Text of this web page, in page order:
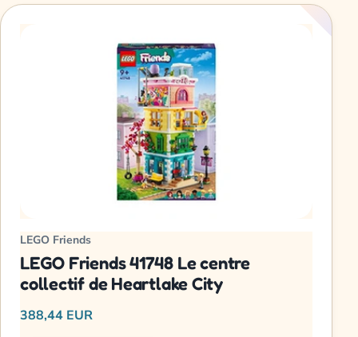
LEGO Friends
LEGO Friends 41748 Le centre
collectif de Heartlake City
388,44 EUR